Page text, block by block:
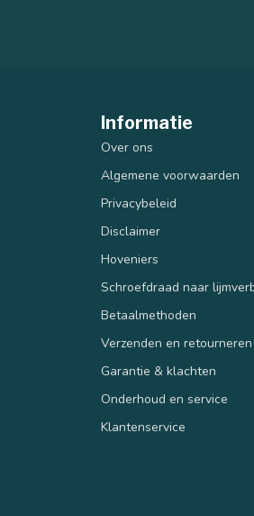
Informatie
Over ons
Algemene voorwaarden
Privacybeleid
Disclaimer
Hoveniers
Schroefdraad naar
Betaalmethoden
Verzenden en retourneren
Garantie & klachten
Onderhoud en service
Klantenservice